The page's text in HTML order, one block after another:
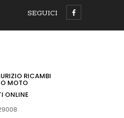
SEGUICI
RICAMBI
MOTO
ONLINE